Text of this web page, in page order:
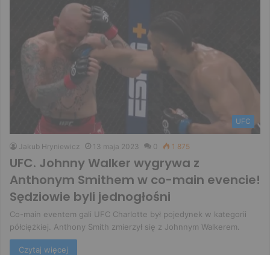
UFC
Jakub Hryniewicz 13 maja 2023 0 1 875
UFC. Johnny Walker wygrywa z
Anthonym Smithem w co-main evencie!
Sędziowie byli jednogłośni
Co-main eventem gali UFC Charlotte był pojedynek w kategorii
półciężkiej. Anthony Smith zmierzył się z Johnnym Walkerem.
Czytaj więcej